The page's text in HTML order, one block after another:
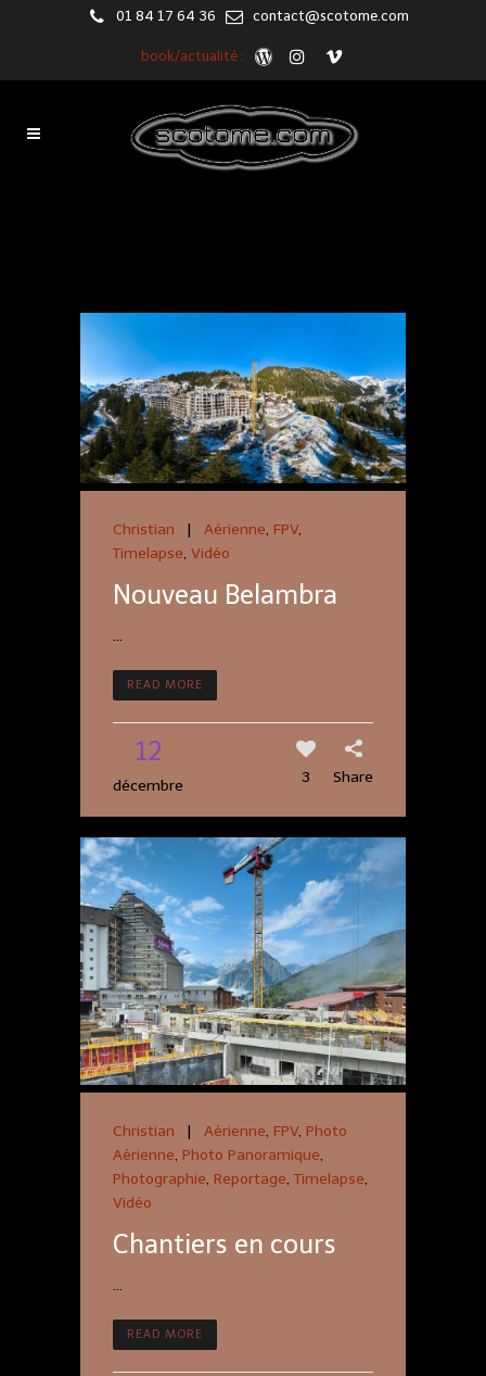
01 84 17 64 36 contact@scotome.com
book/actualité :
Christian | Aérienne, FPV,
Timelapse, Vidéo
Nouveau Belambra
...
READ MORE
12
décembre 3 Share
Christian | Aérienne, FPV, Photo
Aérienne, Photo Panoramique,
Photographie, Reportage, Timelapse,
Vidéo
Chantiers en cours
...
READ MORE